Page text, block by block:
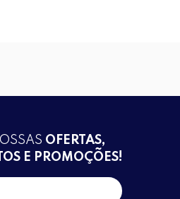
OFERTAS,
E PROMOÇÕES!